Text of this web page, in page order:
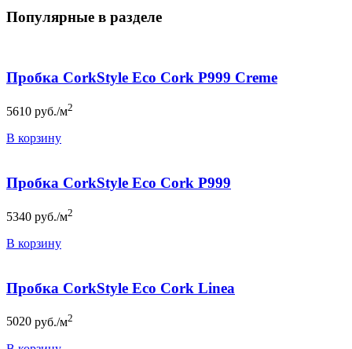
Популярные в разделе
Пробка CorkStyle Eco Cork P999 Creme
5610 руб./м2
В корзину
Пробка CorkStyle Eco Cork P999
5340 руб./м2
В корзину
Пробка CorkStyle Eco Cork Linea
5020 руб./м2